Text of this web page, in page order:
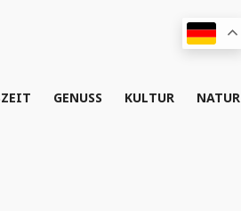
GENUSS KUL­TUR NATUR